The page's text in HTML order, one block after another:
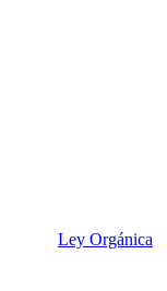
Ley Orgánica